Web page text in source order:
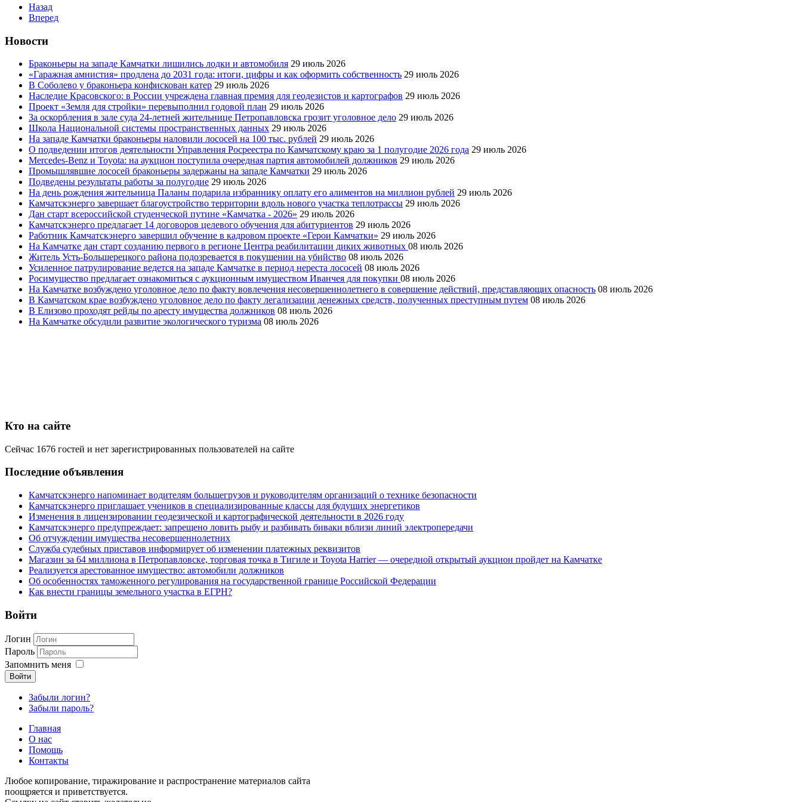
Назад
Вперед
Новости
Браконьеры на западе Камчатки лишились лодки и автомобиля 29 июль 2026
«Гаражная амнистия» продлена до 2031 года: итоги, цифры и как оформить собственность 29 июль 2026
В Соболево у браконьера конфискован катер 29 июль 2026
Наследие Красовского: в России учреждена главная премия для геодезистов и картографов 29 июль 2026
Проект «Земля для стройки» перевыполнил годовой план 29 июль 2026
За оскорбления в зале суда 24-летней жительнице Петропавловска грозит уголовное дело 29 июль 2026
Школа Национальной системы пространственных данных 29 июль 2026
На западе Камчатки браконьеры наловили лососей на 100 тыс. рублей 29 июль 2026
О подведении итогов деятельности Управления Росреестра по Камчатскому краю за 1 полугодие 2026 года 29 июль 2026
Mercedes-Benz и Toyota: на аукцион поступила очередная партия автомобилей должников 29 июль 2026
Промышлявшие лососей браконьеры задержаны на западе Камчатки 29 июль 2026
Подведены результаты работы за полугодие 29 июль 2026
На день рождения жительница Паланы подарила избраннику оплату его алиментов на миллион рублей 29 июль 2026
Камчатскэнерго завершает благоустройство территории вдоль нового участка теплотрассы 29 июль 2026
Дан старт всероссийской студенческой путине «Камчатка - 2026» 29 июль 2026
Камчатскэнерго предлагает 14 договоров целевого обучения для абитуриентов 29 июль 2026
Работник Камчатскэнерго завершил обучение в кадровом проекте «Герои Камчатки» 29 июль 2026
На Камчатке дан старт созданию первого в регионе Центра реабилитации диких животных 08 июль 2026
Житель Усть-Большерецкого района подозревается в покушении на убийство 08 июль 2026
Усиленное патрулирование ведется на западе Камчатке в период нереста лососей 08 июль 2026
Росимущество предлагает ознакомиться с аукционным имуществом Иванчея для покупки 08 июль 2026
На Камчатке возбуждено уголовное дело по факту вовлечения несовершеннолетнего в совершение действий, представляющих опасность 08 июль 2026
В Камчатском крае возбуждено уголовное дело по факту легализации денежных средств, полученных преступным путем 08 июль 2026
В Елизово проходят рейды по аресту имущества должников 08 июль 2026
На Камчатке обсудили развитие экологического туризма 08 июль 2026
Кто на сайте
Сейчас 1676 гостей и нет зарегистрированных пользователей на сайте
Последние объявления
Камчатскэнерго напоминает водителям большегрузов и руководителям организаций о технике безопасности
Камчатскэнерго приглашает учеников в специализированные классы для будущих энергетиков
Изменения в лицензировании геодезической и картографической деятельности в 2026 году
Камчатскэнерго предупреждает: запрещено ловить рыбу и разбивать биваки вблизи линий электропередачи
Об отчуждении имущества несовершеннолетних
Служба судебных приставов информирует об изменении платежных реквизитов
Магазин за 64 миллиона в Петропавловске, торговая точка в Тигиле и Toyota Harrier — очередной открытый аукцион пройдет на Камчатке
Реализуется арестованное имущество: автомобили должников
Об особенностях таможенного регулирования на государственной границе Российской Федерации
Как внести границы земельного участка в ЕГРН?
Войти
Логин
Пароль
Запомнить меня
Войти
Забыли логин?
Забыли пароль?
Главная
О нас
Помощь
Контакты
Любое копирование, тиражирование и распространение материалов сайта
поощряется и приветствуется.